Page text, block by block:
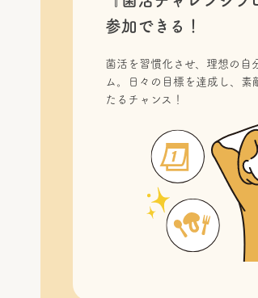
参加できる！
菌活を習慣化させ、理想の自
ム。日々の目標を達成し、素
たるチャンス！